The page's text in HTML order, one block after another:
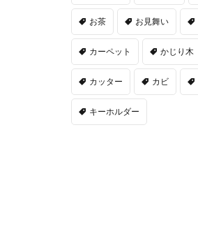
お茶 お見舞い
カーペット かじり木
カッター カビ
キーホルダー